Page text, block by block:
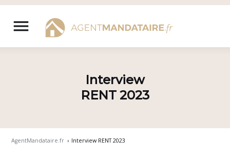
Aller
contenu
menu
Interview
RENT 2023
AgentMandataire.fr › Interview RENT 2023